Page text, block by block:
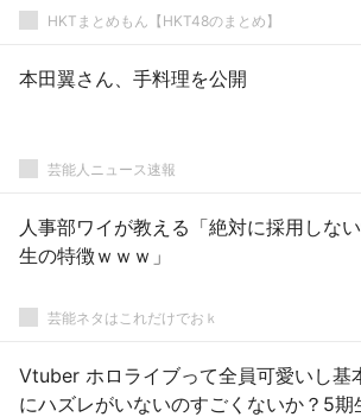
HKTまとめもん【HKT48のまとめ】
本田翼さん、手料理を公開
芸能人ニュース速報
人事部ワイが教える「絶対に採用しな
生の特徴ｗｗｗ」
芸能ネタはこれだけでおｋ
Vtuber ホロライブって全員可愛いし基
にハズレがいないのすごくないか？5期